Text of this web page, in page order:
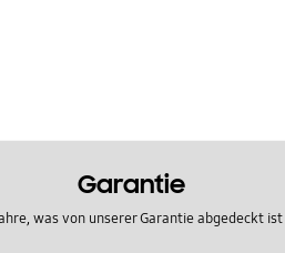
Garantie
was von unserer Garantie abgedeckt ist